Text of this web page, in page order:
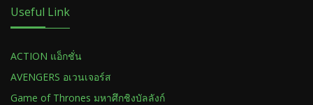
Useful Link
ACTION แอ็กชั่น
AVENGERS อเวนเจอร์ส
Game of Thrones มหาศึกชิงบัลลังก์